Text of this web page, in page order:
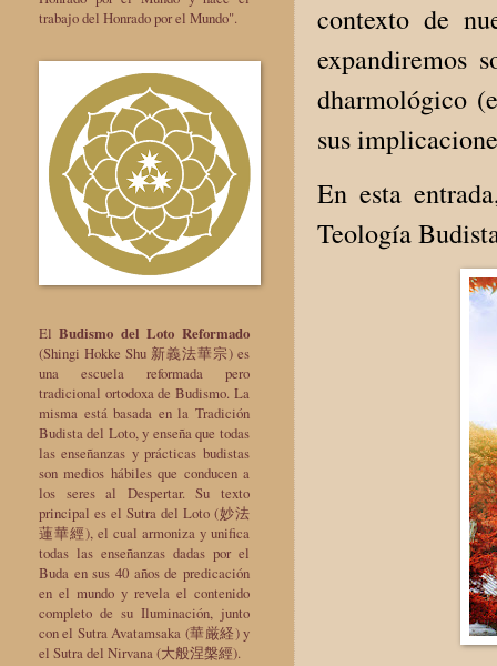
contexto de
expandiremos
dharmológico
sus
En esta
Teología
trabajo del Honrado por el Mundo".
ElBudismo del Loto Reformado
(Shingi Hokke Shu 新義法華宗) es
una escuela reformada pero
tradicional ortodoxa de Budismo. La
misma está basada en la Tradición
Budista del Loto, y enseña que todas
las enseñanzas y prácticas budistas
son medios hábiles que conducen a
los seres al Despertar. Su texto
principal es el Sutra del Loto (妙法
蓮華經), el cual armoniza y unifica
todas las enseñanzas dadas por el
Buda en sus 40 años de predicación
en el mundo y revela el contenido
completo de su Iluminación, junto
con el Sutra Avatamsaka (華厳経) y
el Sutra del Nirvana (大般涅槃經).